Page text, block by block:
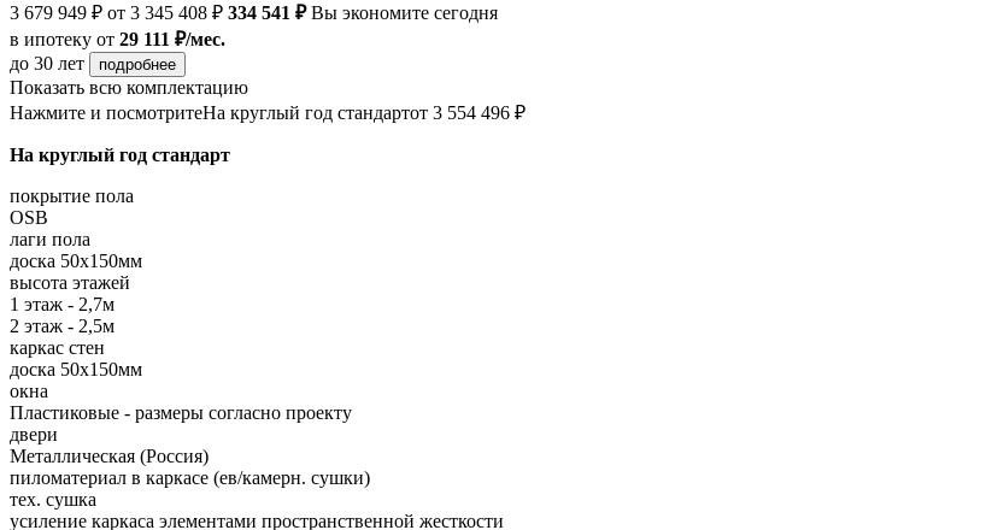
3 679 949 ₽ от 3 345 408 ₽ 334 541 ₽Вы экономите сегодня
в ипотеку от 29 111 ₽/мес.
до 30 лет
подробнее
Показать всю комплектацию
Нажмите и посмотритеНа круглый год стандартот 3 554 496 ₽
На круглый год стандарт
покрытие пола
OSB
лаги пола
доска 50х150мм
высота этажей
1 этаж - 2,7м
2 этаж - 2,5м
каркас стен
доска 50х150мм
окна
Пластиковые - размеры согласно проекту
двери
Металлическая (Россия)
пиломатериал в каркасе (ев/камерн. сушки)
тех. сушка
усиление каркаса элементами пространственной жесткости